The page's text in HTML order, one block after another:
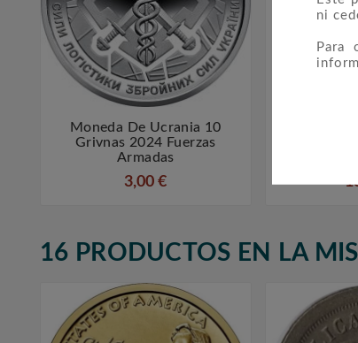
ni
Para
 
Moneda De Ucrania 10
Grivnas 2024 Fuerzas
Armadas
3,00 €
Bolsillo
16 PRODUCTOS EN LA